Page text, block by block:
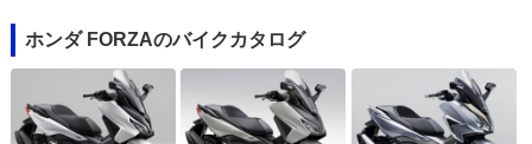
ホンダ FORZAのバイクカタログ